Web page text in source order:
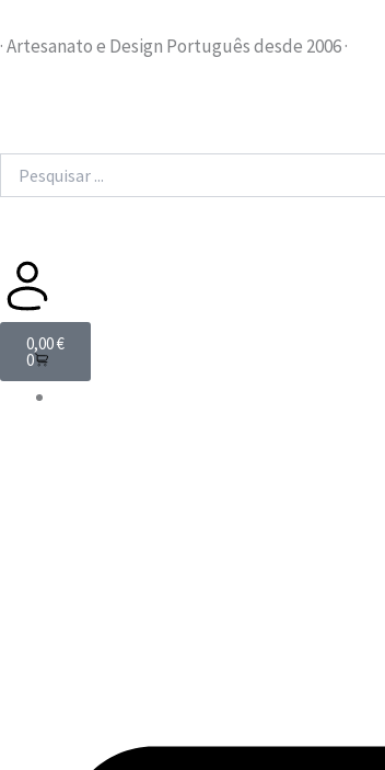
to
· Artesanato e Design Português desde 2006 ·
0,00€
0
Cart